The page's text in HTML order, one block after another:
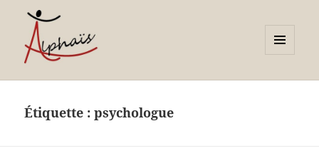
compétences et
WIDGETS
Étiquette :psychologue